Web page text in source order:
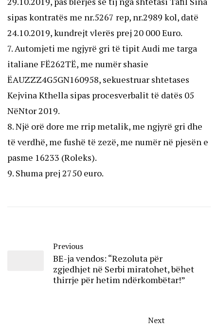
sipas kontratës me nr.5267 rep, nr.2989 kol, datë
24.10.2019, kundrejt vlerës prej 20 000 Euro.
7. Automjeti me ngjyrë gri të tipit Audi me targa
italiane FË262TË, me numër shasie
ËAUZZZ4G5GN160958, sekuestruar shtetases
Kejvina Kthella sipas procesverbalit të datës 05
NëNtor 2019.
8. Një orë dore me rrip metalik, me ngjyrë gri dhe
të verdhë, me fushë të zezë, me numër në pjesën e
pasme 16233 (Roleks).
9. Shuma prej 2750 euro.
Previous
BE-ja vendos: “Rezoluta për
zgjedhjet në Serbi miratohet, bëhet
thirrje për hetim ndërkombëtar!”
Next